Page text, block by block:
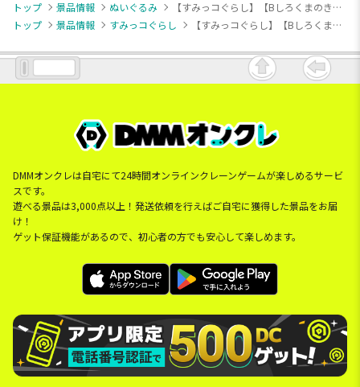
トップ 景品情報 ぬいぐるみ
【すみっコぐらし】【Bしろくまのきょうだい】すみっコぐらし しろくまのふるさと ぬいぐるみXL
トップ
景品情報 すみっコぐらし 【すみっコぐらし】【Bしろくまのきょうだい】すみっコぐらし しろくまのふるさと ぬいぐるみXL
DMMオンクレは自宅にて24時間オンラインクレーンゲームが楽しめるサービ
スです。
遊べる景品は3,000点以上！発送依頼を行えばご自宅に獲得した景品をお届
け！
ゲット保証機能があるので、初心者の方でも安心して楽しめます。